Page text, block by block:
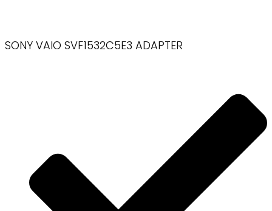
SONY VAIO SVF1532C5E3 ADAPTER